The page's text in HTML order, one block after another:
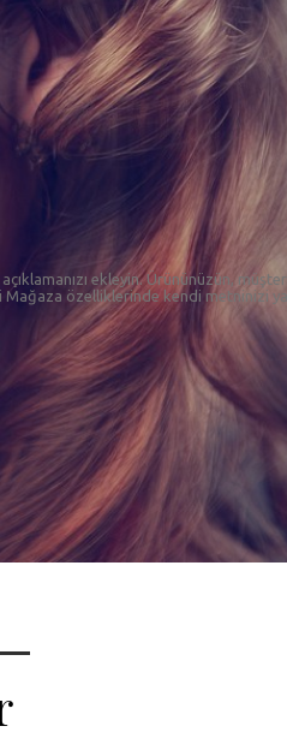
ekleyin. Ürününüzün,
özelliklerinde kendi metninizi